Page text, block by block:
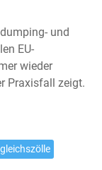
und
EU-
wieder
Praxisfall zeigt.